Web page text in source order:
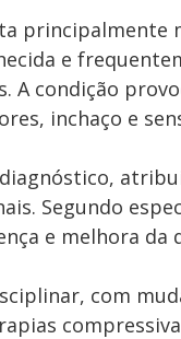
principalmente
e
A condição
inchaço e
Segundo
e melhora da
com